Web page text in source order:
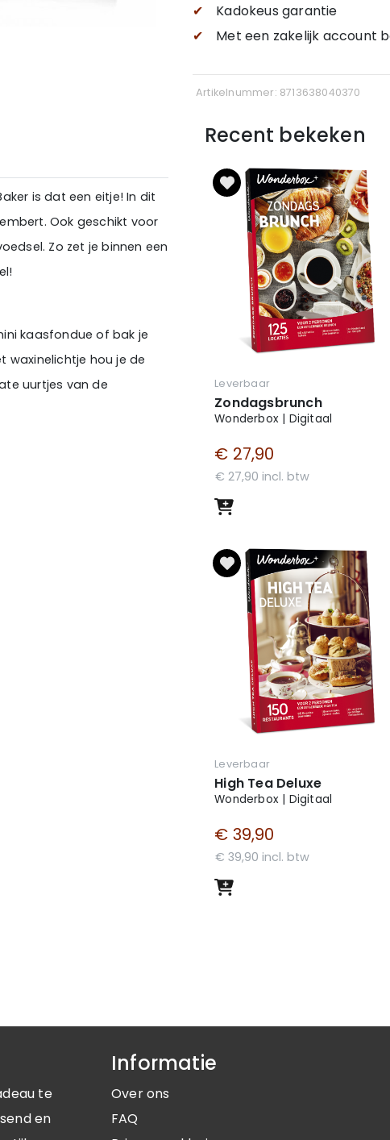
is dat een eitje! In dit
Ook geschikt voor
Zo zet je binnen een
kaasfondue of bak je
waxinelichtje hou je de
uurtjes van de
✔
Kadokeus garantie
✔
Met een zakelijk account
Artikelnummer: 8713638040370
Recent bekeken
Leverbaar
Zondagsbrunch
Wonderbox | Digitaal
€ 27,90
€ 27,90 incl. btw
Leverbaar
High Tea Deluxe
Wonderbox | Digitaal
€ 39,90
€ 39,90 incl. btw
te
en
Informatie
Over ons
FAQ